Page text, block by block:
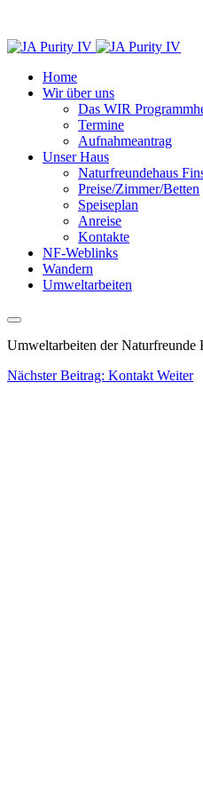
Home
Wir über uns
Das WIR
Termine
Aufnahmeantrag
Unser Haus
Naturfreundehaus
Preise/Zimmer/Betten
Speiseplan
Anreise
Kontakte
NF-Weblinks
Wandern
Umweltarbeiten
Umweltarbeiten der Naturfreunde
Nächster Beitrag: Kontakt Weiter